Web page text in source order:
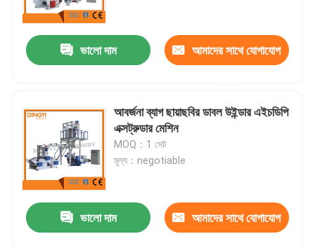
ভালো দাম আমাদের সাথে যোগাযোগ
আবর্জনা ব্যাগ ছায়াছবির ডাবল উইন্ডার এইচডিপি
এক্সট্রুডার মেশিন
MOQ：1 সেট
মূল্য：negotiable
ভালো দাম আমাদের সাথে যোগাযোগ